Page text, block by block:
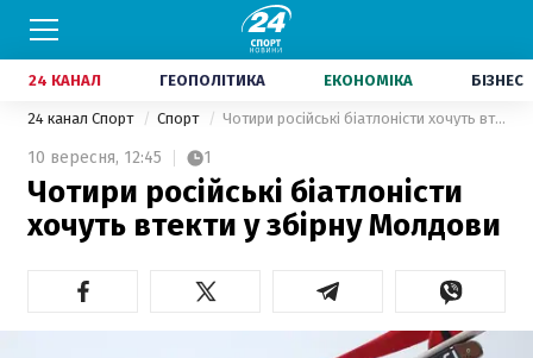
24 КАНАЛ ГЕОПОЛІТИКА ЕКОНОМІКА БІЗНЕС
24 канал Спорт Спорт Чотири російські біатлоністи хочуть втекти у збірну Молдови
10 вересня, 12:45 1
Чотири російські біатлоністи
хочуть втекти у збірну Молдови